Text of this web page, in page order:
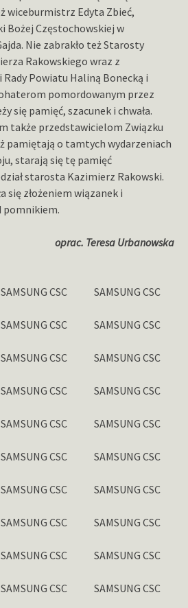
wiceburmistrz Edyta Zbieć,
Bożej Częstochowskiej w
Nie zabrakło też Starosty
Rakowskiego wraz z
Powiatu Haliną Bonecką i
pomordowanym przez
się pamięć, szacunek i chwała.
także przedstawicielom Związku
pamiętają o tamtych wydarzeniach
starają się tę pamięć
starosta Kazimierz Rakowski.
się złożeniem wiązanek i
pomnikiem.
oprac. Teresa Urbanowska
SAMSUNG CSC SAMSUNG CSC
SAMSUNG CSC SAMSUNG CSC
SAMSUNG CSC SAMSUNG CSC
SAMSUNG CSC SAMSUNG CSC
SAMSUNG CSC SAMSUNG CSC
SAMSUNG CSC SAMSUNG CSC
SAMSUNG CSC SAMSUNG CSC
SAMSUNG CSC SAMSUNG CSC
SAMSUNG CSC SAMSUNG CSC
SAMSUNG CSC SAMSUNG CSC